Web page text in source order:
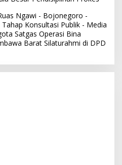
Ngawi - Bojonegoro -
Konsultasi Publik - Media
Satgas Operasi Bina
Barat Silaturahmi di DPD